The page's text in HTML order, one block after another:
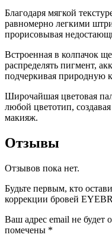
Благодаря мягкой
равномерно легкими
прорисовывая
Встроенная в колпачок
распределять пигмент,
подчеркивая природную
Широчайшая цветовая
любой цветотип,
макияж.
Отзывы
Отзывов пока нет.
Будьте первым, кто
коррекции бровей
Ваш адрес email не будет
помечены *